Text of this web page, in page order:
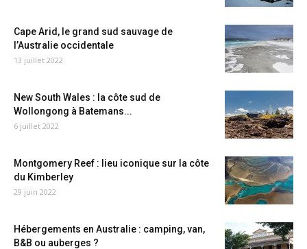
Cape Arid, le grand sud sauvage de
l’Australie occidentale
13 juillet 2022
New South Wales : la côte sud de
Wollongong à Batemans...
6 juillet 2022
Montgomery Reef : lieu iconique sur la côte
du Kimberley
29 juin 2022
Hébergements en Australie : camping, van,
B&B ou auberges ?